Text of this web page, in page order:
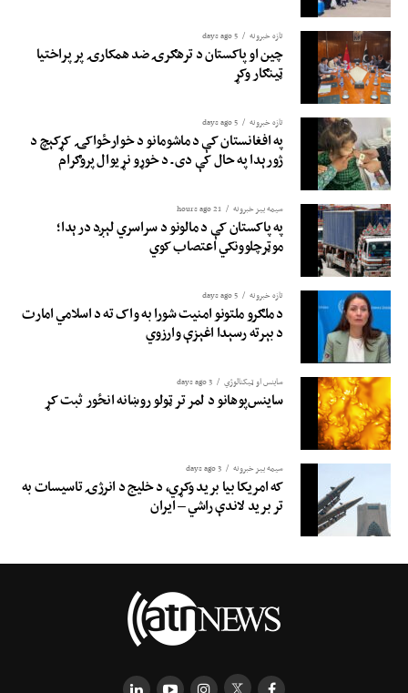
تازه خبرونه 5 days ago
چین او پاکستان د ترهګرۍ ضد همکارۍ پر پراختیا
ټینګار وکړ
تازه خبرونه 5 days ago
په افغانستان کې د ماشومانو د خوارځواکۍ کړکېچ د
ژورېدا په حال کې دی ـ د خوړو نړیوال پروګرام
سیمه ییز خبرونه 21 hours ago
په پاکستان کې د مالونو د سراسري لېږد درېدا؛
موټرچلوونکي اعتصاب کوي
تازه خبرونه 5 days ago
د ملګرو ملتونو امنیت شورا به واک ته د اسلامي امارت
د بېرته رسېدا اغېزې وارزوي
ساینس او ​​ټیکنالوژي 3 days ago
ساینس‌پوهانو د لمر تر ټولو روښانه انځور ثبت کړ
سیمه ییز خبرونه 3 days ago
که امریکا بیا برید وکړي، د خلیج د انرژۍ تاسیسات به
تر برید لاندې راشي – ایران